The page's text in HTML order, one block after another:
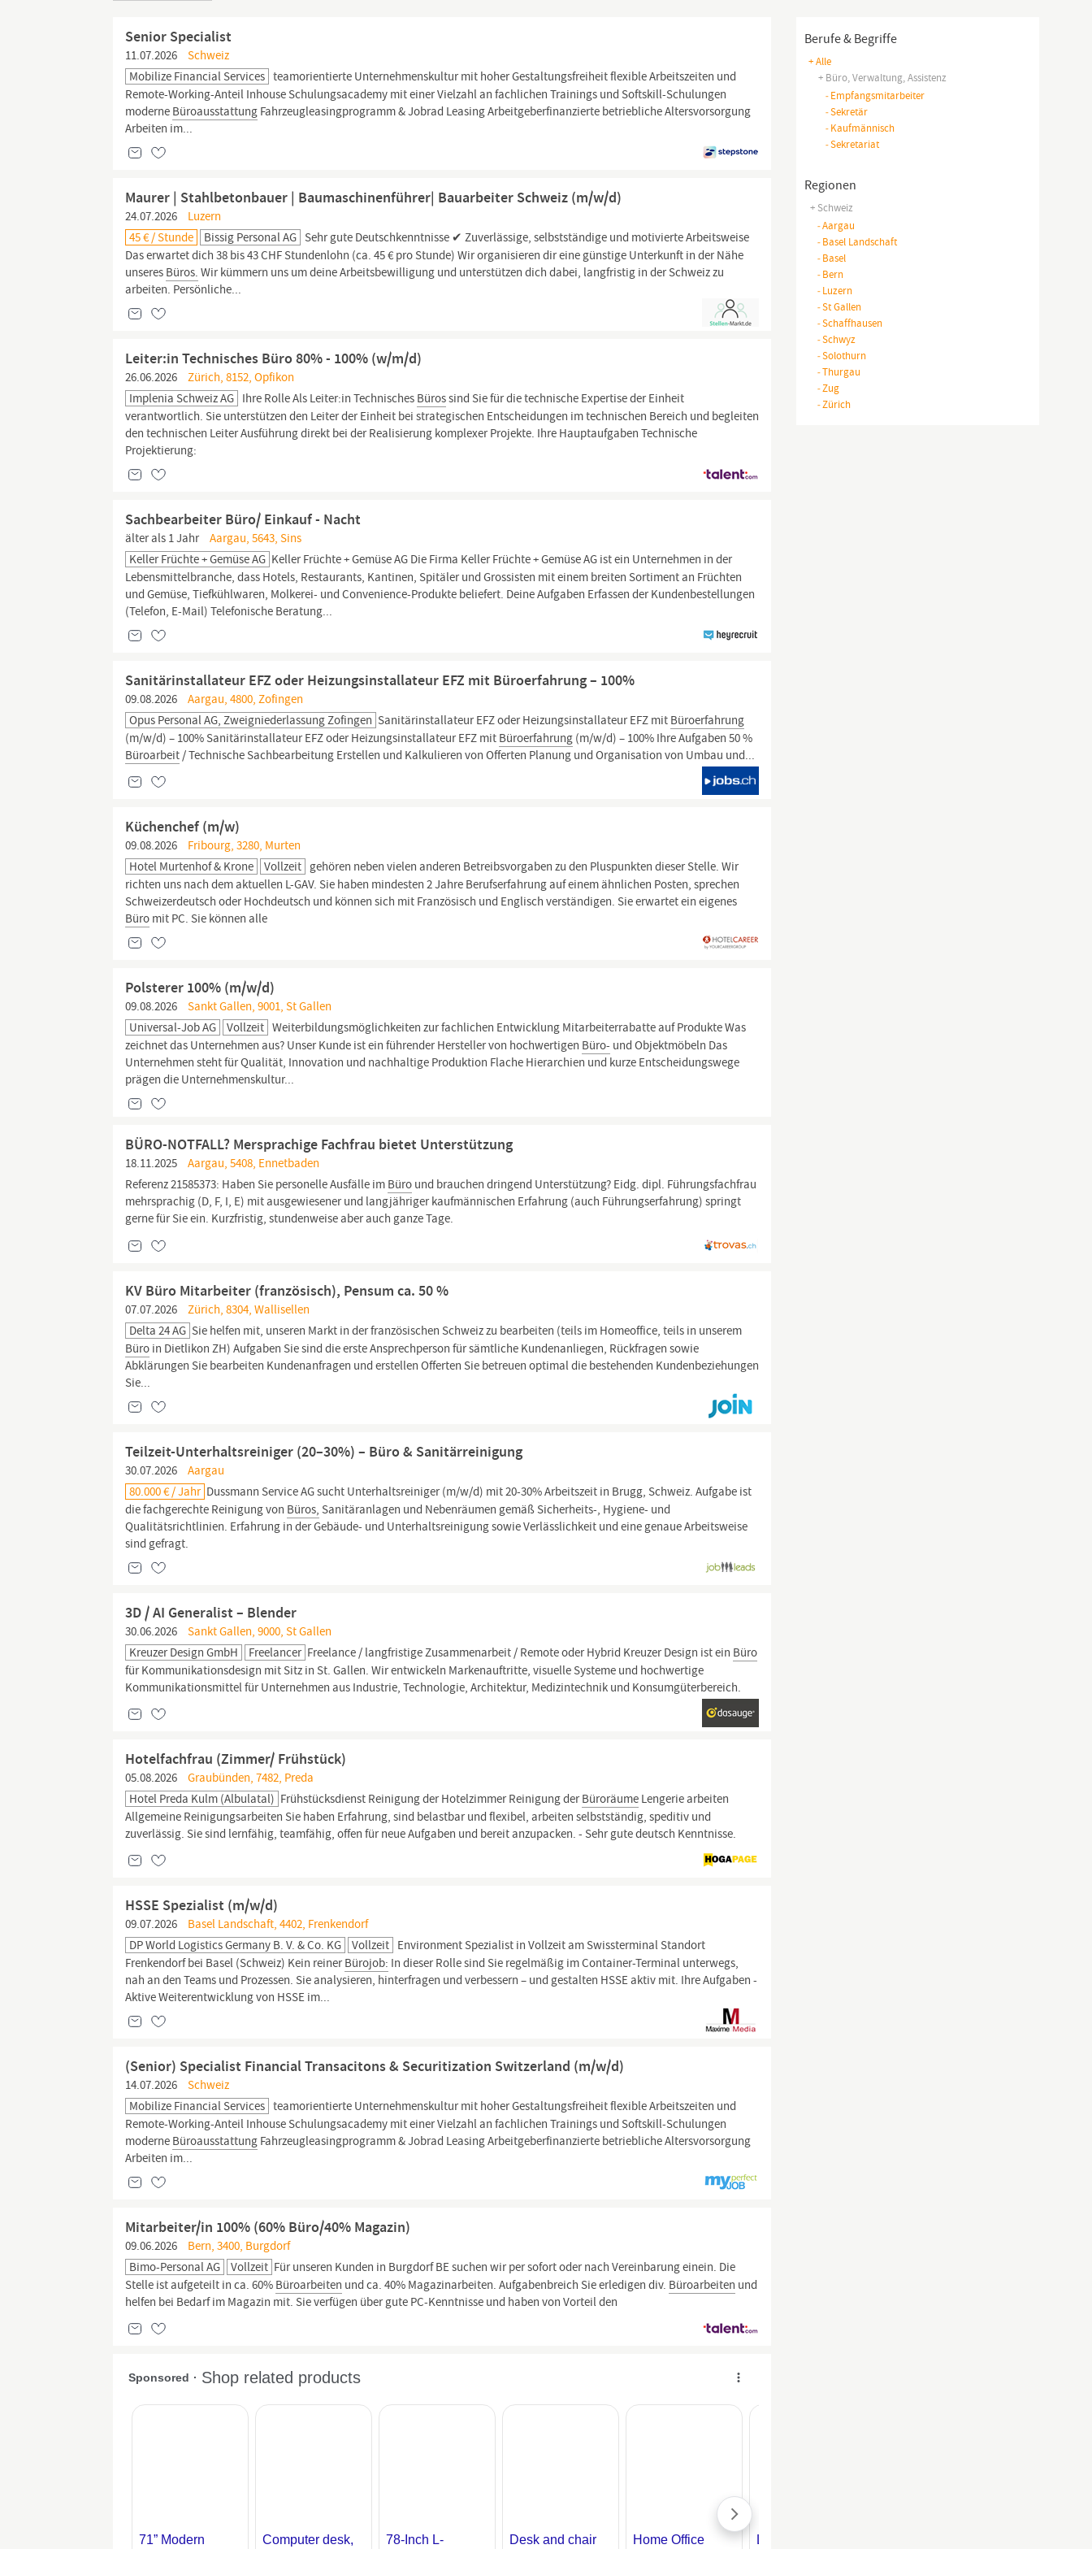
Berufe & Begriffe
+ Alle
+ Büro, Verwaltung, Assistenz
-Empfangsmitarbeiter
-Sekretär
-Kaufmännisch
-Sekretariat
Regionen
+ Schweiz
-Aargau
-Basel Landschaft
-Basel
-Bern
-Luzern
-St Gallen
-Schaffhausen
-Schwyz
-Solothurn
-Thurgau
-Zug
-Zürich
Senior Specialist
11.07.2026
Schweiz
Mobilize Financial Services teamorientierte Unternehmenskultur mit hoher Gestaltungsfreiheit flexible Arbeitszeiten und
Remote-Working-Anteil Inhouse Schulungsacademy mit einer Vielzahl an fachlichen Trainings und Softskill-Schulungen
moderne Büroausstattung Fahrzeugleasingprogramm & Jobrad Leasing Arbeitgeberfinanzierte betriebliche Altersvorsorgung
Arbeiten im...
Maurer | Stahlbetonbauer | Baumaschinenführer| Bauarbeiter Schweiz (m/w/d)
24.07.2026
Luzern
45 € / Stunde
Bissig Personal AG Sehr gute Deutschkenntnisse ✔ Zuverlässige, selbstständige und motivierte Arbeitsweise
Das erwartet dich 38 bis 43 CHF Stundenlohn (ca. 45 € pro Stunde) Wir organisieren dir eine günstige Unterkunft in der Nähe
unseres Büros. Wir kümmern uns um deine Arbeitsbewilligung und unterstützen dich dabei, langfristig in der Schweiz zu
arbeiten. Persönliche...
Leiter:in Technisches Büro 80% - 100% (w/m/d)
26.06.2026
Zürich, 8152, Opfikon
Implenia Schweiz AG Ihre Rolle Als Leiter:in Technisches Bürossind Sie für die technische Expertise der Einheit
verantwortlich. Sie unterstützen den Leiter der Einheit bei strategischen Entscheidungen im technischen Bereich und begleiten
den technischen Leiter Ausführung direkt bei der Realisierung komplexer Projekte. Ihre Hauptaufgaben Technische
Projektierung:
Sachbearbeiter Büro/ Einkauf - Nacht
älter als 1 Jahr
Aargau, 5643, Sins
Keller Früchte + Gemüse AG Keller Früchte + Gemüse AG Die Firma Keller Früchte + Gemüse AG ist ein Unternehmen in der
Lebensmittelbranche, dass Hotels, Restaurants, Kantinen, Spitäler und Grossisten mit einem breiten Sortiment an Früchten
und Gemüse, Tiefkühlwaren, Molkerei- und Convenience-Produkte beliefert. Deine Aufgaben Erfassen der Kundenbestellungen
(Telefon, E-Mail) Telefonische Beratung...
Sanitärinstallateur EFZ oder Heizungsinstallateur EFZ mit Büroerfahrung – 100%
09.08.2026
Aargau, 4800, Zofingen
Opus Personal AG, Zweigniederlassung Zofingen Sanitärinstallateur EFZ oder Heizungsinstallateur EFZ mit Büroerfahrung
(m/w/d) – 100% Sanitärinstallateur EFZ oder Heizungsinstallateur EFZ mit Büroerfahrung (m/w/d) – 100% Ihre Aufgaben 50 %
Büroarbeit/ Technische Sachbearbeitung Erstellen und Kalkulieren von Offerten Planung und Organisation von Umbau und...
Küchenchef (m/w)
09.08.2026
Fribourg, 3280, Murten
Hotel Murtenhof & Krone
Vollzeit gehören neben vielen anderen Betreibsvorgaben zu den Pluspunkten dieser Stelle. Wir
richten uns nach dem aktuellen L-GAV. Sie haben mindesten 2 Jahre Berufserfahrung auf einem ähnlichen Posten, sprechen
Schweizerdeutsch oder Hochdeutsch und können sich mit Französisch und Englisch verständigen. Sie erwartet ein eigenes
Büro mit PC. Sie können alle
Polsterer 100% (m/w/d)
09.08.2026
Sankt Gallen, 9001, St Gallen
Universal-Job AG
Vollzeit Weiterbildungsmöglichkeiten zur fachlichen Entwicklung Mitarbeiterrabatte auf Produkte Was
zeichnet das Unternehmen aus? Unser Kunde ist ein führender Hersteller von hochwertigen Büro- und Objektmöbeln Das
Unternehmen steht für Qualität, Innovation und nachhaltige Produktion Flache Hierarchien und kurze Entscheidungswege
prägen die Unternehmenskultur...
BÜRO-NOTFALL? Mersprachige Fachfrau bietet Unterstützung
18.11.2025
Aargau, 5408, Ennetbaden
Referenz 21585373: Haben Sie personelle Ausfälle im Büro und brauchen dringend Unterstützung? Eidg. dipl. Führungsfachfrau
mehrsprachig (D, F, I, E) mit ausgewiesener und langjähriger kaufmännischen Erfahrung (auch Führungserfahrung) springt
gerne für Sie ein. Kurzfristig, stundenweise aber auch ganze Tage.
KV Büro Mitarbeiter (französisch), Pensum ca. 50 %
07.07.2026
Zürich, 8304, Wallisellen
Delta 24 AG Sie helfen mit, unseren Markt in der französischen Schweiz zu bearbeiten (teils im Homeoffice, teils in unserem
Büro in Dietlikon ZH) Aufgaben Sie sind die erste Ansprechperson für sämtliche Kundenanliegen, Rückfragen sowie
Abklärungen Sie bearbeiten Kundenanfragen und erstellen Offerten Sie betreuen optimal die bestehenden Kundenbeziehungen
Sie...
Teilzeit-Unterhaltsreiniger (20–30%) – Büro & Sanitärreinigung
30.07.2026
Aargau
80.000 € / Jahr Dussmann Service AG sucht Unterhaltsreiniger (m/w/d) mit 20-30% Arbeitszeit in Brugg, Schweiz. Aufgabe ist
die fachgerechte Reinigung von Büros, Sanitäranlagen und Nebenräumen gemäß Sicherheits-, Hygiene- und
Qualitätsrichtlinien. Erfahrung in der Gebäude- und Unterhaltsreinigung sowie Verlässlichkeit und eine genaue Arbeitsweise
sind gefragt.
3D / AI Generalist – Blender
30.06.2026
Sankt Gallen, 9000, St Gallen
Kreuzer Design GmbH
Freelancer Freelance / langfristige Zusammenarbeit / Remote oder Hybrid Kreuzer Design ist ein Büro
für Kommunikationsdesign mit Sitz in St. Gallen. Wir entwickeln Markenauftritte, visuelle Systeme und hochwertige
Kommunikationsmittel für Unternehmen aus Industrie, Technologie, Architektur, Medizintechnik und Konsumgüterbereich.
Hotelfachfrau (Zimmer/ Frühstück)
05.08.2026
Graubünden, 7482, Preda
Hotel Preda Kulm (Albulatal) Frühstücksdienst Reinigung der Hotelzimmer Reinigung derBüroräume Lengerie arbeiten
Allgemeine Reinigungsarbeiten Sie haben Erfahrung, sind belastbar und flexibel, arbeiten selbstständig, speditiv und
zuverlässig. Sie sind lernfähig, teamfähig, offen für neue Aufgaben und bereit anzupacken. - Sehr gute deutsch Kenntnisse.
HSSE Spezialist (m/w/d)
09.07.2026
Basel Landschaft, 4402, Frenkendorf
DP World Logistics Germany B. V. & Co. KG
Vollzeit Environment Spezialist in Vollzeit am Swissterminal Standort
Frenkendorf bei Basel (Schweiz) Kein reinerBürojob: In dieser Rolle sind Sie regelmäßig im Container-Terminal unterwegs,
nah an den Teams und Prozessen. Sie analysieren, hinterfragen und verbessern – und gestalten HSSE aktiv mit. Ihre Aufgaben -
Aktive Weiterentwicklung von HSSE im...
(Senior) Specialist Financial Transacitons & Securitization Switzerland (m/w/d)
14.07.2026
Schweiz
Mobilize Financial Services teamorientierte Unternehmenskultur mit hoher Gestaltungsfreiheit flexible Arbeitszeiten und
Remote-Working-Anteil Inhouse Schulungsacademy mit einer Vielzahl an fachlichen Trainings und Softskill-Schulungen
moderne Büroausstattung Fahrzeugleasingprogramm & Jobrad Leasing Arbeitgeberfinanzierte betriebliche Altersvorsorgung
Arbeiten im...
Mitarbeiter/in 100% (60% Büro/40% Magazin)
09.06.2026
Bern, 3400, Burgdorf
Bimo-Personal AG
Vollzeit Für unseren Kunden in Burgdorf BE suchen wir per sofort oder nach Vereinbarung einein. Die
Stelle ist aufgeteilt in ca. 60% Büroarbeiten und ca. 40% Magazinarbeiten. Aufgabenbreich Sie erledigen div. Büroarbeiten und
helfen bei Bedarf im Magazin mit. Sie verfügen über gute PC-Kenntnisse und haben von Vorteil den